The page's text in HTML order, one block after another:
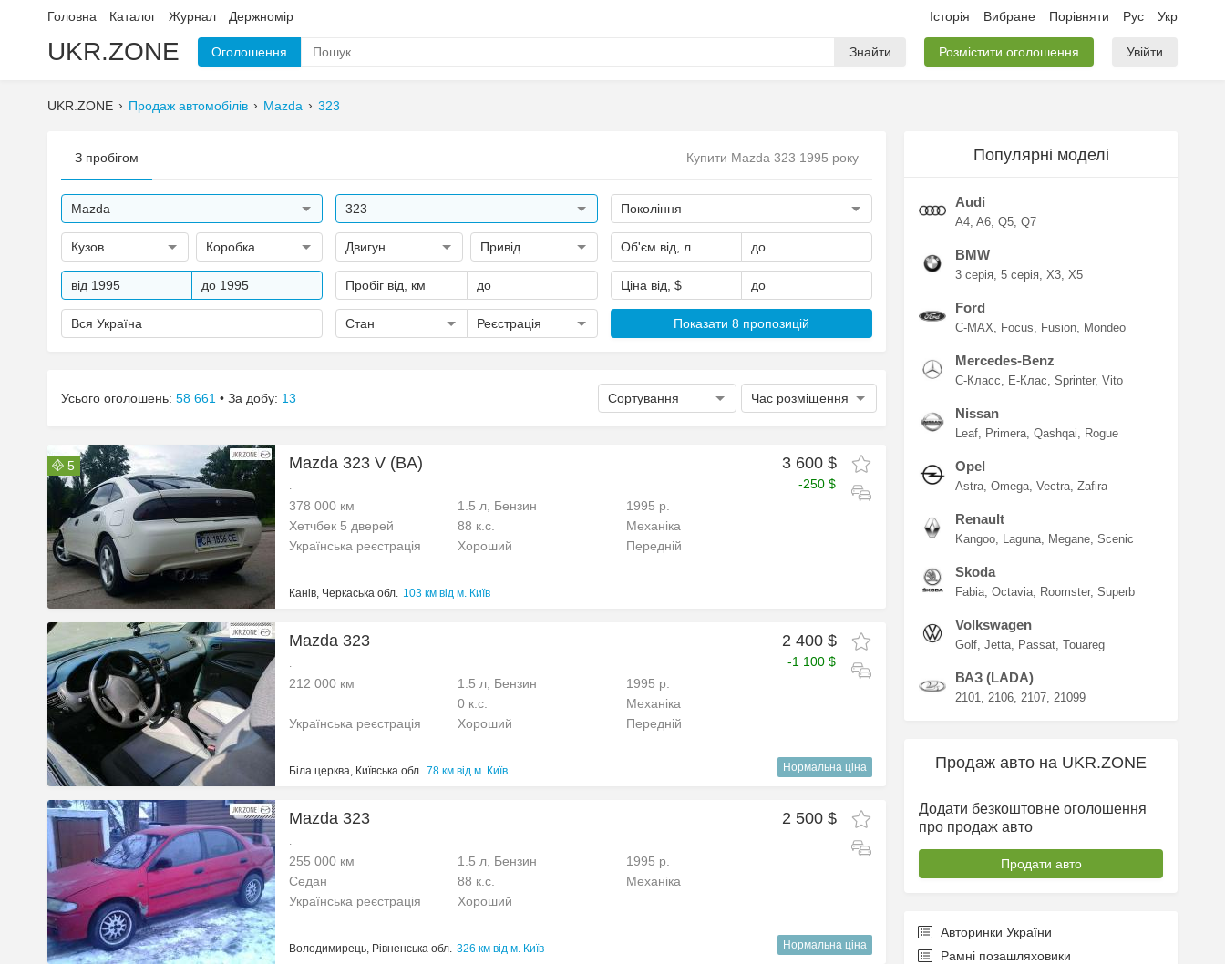
Головна Каталог Журнал Держномір Історія Вибране Порівняти Рус Укр
UKR.ZONE Оголошення Знайти Розмістити оголошення Увійти
UKR.ZONE Продаж автомобілів Mazda 323
З пробігом Купити Mazda 323 1995 року
Mazda 323 Покоління
Кузов Коробка Двигун Привід Об'єм від, л до
від 1995 до 1995 Пробіг від, км до Ціна від, $ до
Вся Україна Стан Реєстрація Показати 8 пропозицій
Усього оголошень: 58 661 • За добу: 13 Сортування Час розміщення
5 Mazda 323 V (BA) 3 600 $
-250 $
.
378 000 км 1.5 л, Бензин
1995 р.
Хетчбек 5 дверей
88 к.с.
Механіка
Українська реєстрація
Хороший Передній
Канів, Черкаська обл. 103 км від м. Київ
Mazda 323 2 400 $
-1 100 $
.
212 000 км 1.5 л, Бензин
1995 р.
0 к.с.
Механіка
Українська реєстрація
Хороший Передній
Біла церква, Київська обл. 78 км від м. Київ Нормальна ціна
Mazda 323 2 500 $
.
255 000 км 1.5 л, Бензин
1995 р.
Седан
88 к.с.
Механіка
Українська реєстрація
Хороший
Володимирець, Рівненська обл. 326 км від м. Київ Нормальна ціна
Популярні моделі
Audi
A4 A6 Q5 Q7
BMW
3 серія 5 серія X3 X5
Ford
C-MAX Focus Fusion Mondeo
Mercedes-Benz
C-Класс E-Клас Sprinter Vito
Nissan
Leaf Primera Qashqai Rogue
Opel
Astra Omega Vectra Zafira
Renault
Kangoo Laguna Megane Scenic
Skoda
Fabia Octavia Roomster Superb
Volkswagen
Golf Jetta Passat Touareg
ВАЗ (LADA)
2101 2106 2107 21099
Продаж авто на UKR.ZONE
Додати безкоштовне оголошення
про продаж авто
Продати авто
Авторинки України
Рамні позашляховики